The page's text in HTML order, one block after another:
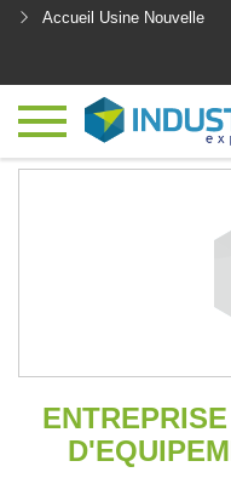
Accueil Usine Nouvelle